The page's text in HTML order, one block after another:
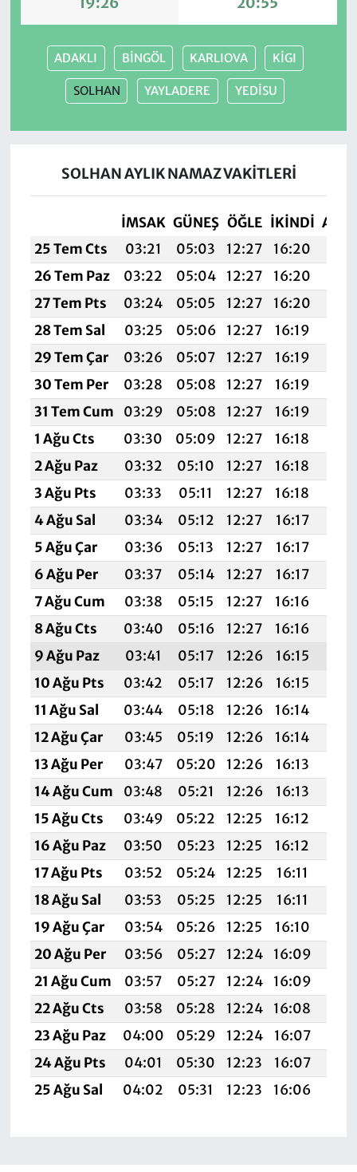
ADAKLI BİNGÖL KARLIOVA KİGI
SOLHAN YAYLADERE YEDİSU
SOLHAN AYLIK NAMAZ VAKITLERI
İMSAK GÜNEŞ ÖĞLE İKINDI
25 Tem Cts
03:21 05:03 12:27 16:20
26 Tem Paz
03:22 05:04 12:27 16:20
27 Tem Pts
03:24 05:05 12:27 16:20
28 Tem Sal
03:25 05:06 12:27 16:19
29 Tem Çar
03:26 05:07 12:27 16:19
30 Tem Per
03:28 05:08 12:27 16:19
31 Tem Cum
03:29 05:08 12:27 16:19
1 Ağu Cts
03:30 05:09 12:27 16:18
2 Ağu Paz
03:32 05:10 12:27 16:18
3 Ağu Pts
03:33 05:11 12:27 16:18
4 Ağu Sal
03:34 05:12 12:27 16:17
5 Ağu Çar
03:36 05:13 12:27 16:17
6 Ağu Per
03:37 05:14 12:27 16:17
7 Ağu Cum
03:38 05:15 12:27 16:16
8 Ağu Cts
03:40 05:16 12:27 16:16
9 Ağu Paz
03:41 05:17 12:26 16:15
10 Ağu Pts
03:42 05:17 12:26 16:15
11 Ağu Sal
03:44 05:18 12:26 16:14
12 Ağu Çar
03:45 05:19 12:26 16:14
13 Ağu Per
03:47 05:20 12:26 16:13
14 Ağu Cum
03:48 05:21 12:26 16:13
15 Ağu Cts
03:49 05:22 12:25 16:12
16 Ağu Paz
03:50 05:23 12:25 16:12
17 Ağu Pts
03:52 05:24 12:25 16:11
18 Ağu Sal
03:53 05:25 12:25 16:11
19 Ağu Çar
03:54 05:26 12:25 16:10
20 Ağu Per
03:56 05:27 12:24 16:09
21 Ağu Cum
03:57 05:27 12:24 16:09
22 Ağu Cts
03:58 05:28 12:24 16:08
23 Ağu Paz
04:00 05:29 12:24 16:07
24 Ağu Pts
04:01 05:30 12:23 16:07
25 Ağu Sal
04:02 05:31 12:23 16:06